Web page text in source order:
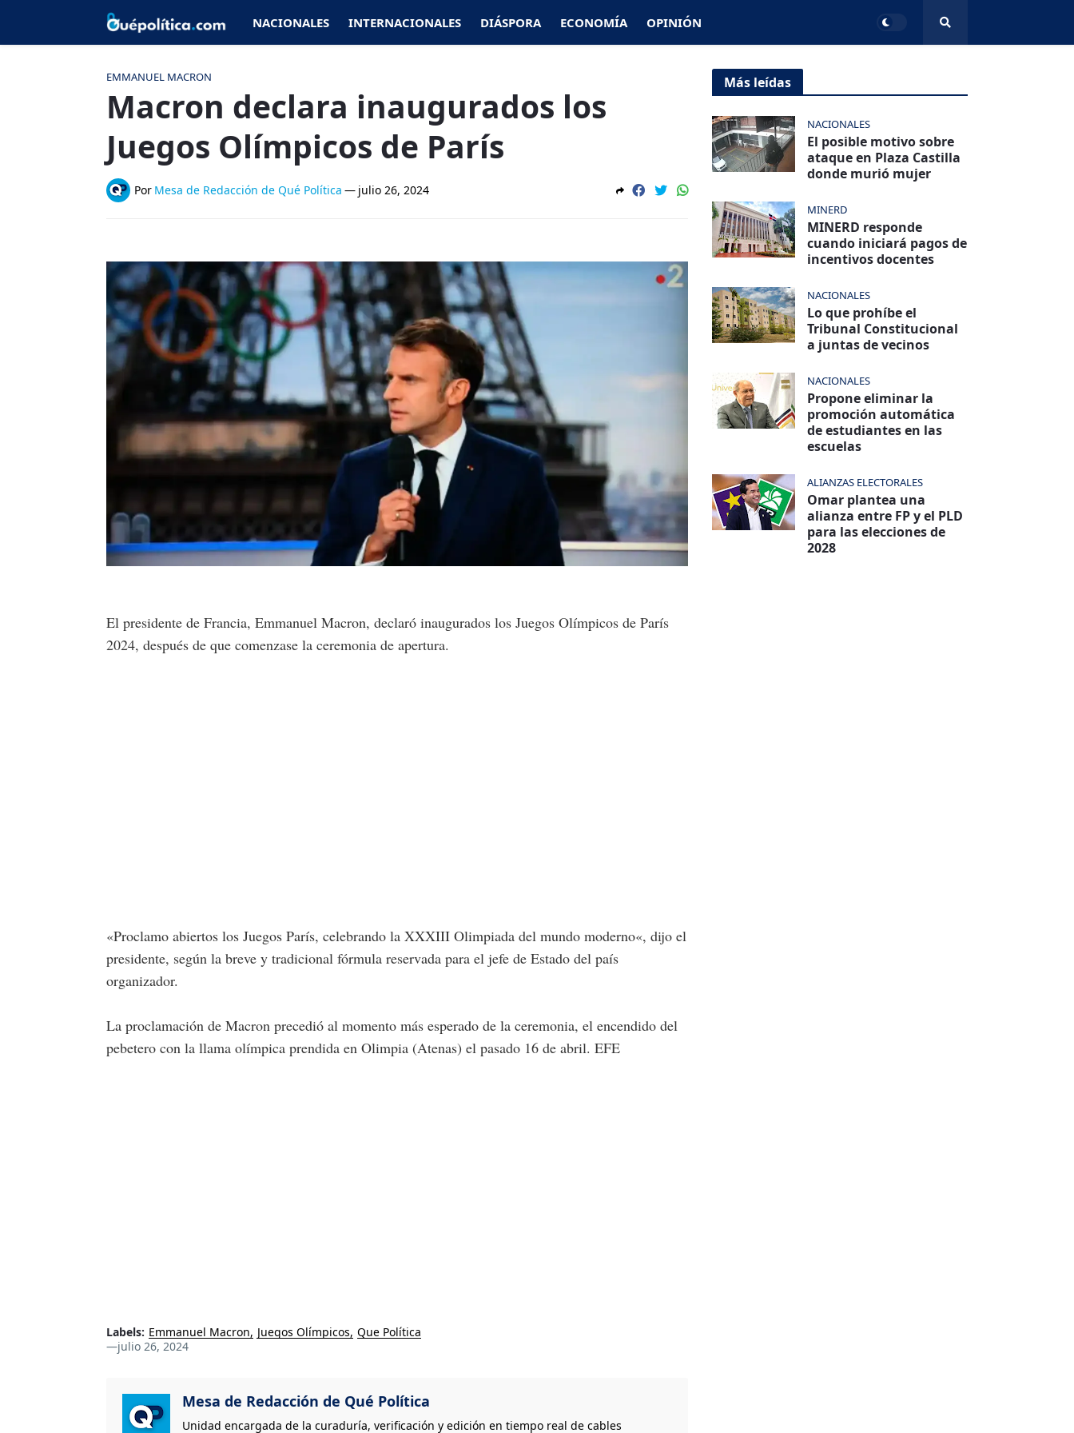
NACIONALES INTERNACIONALES DIÁSPORA ECONOMÍA OPINIÓN
EMMANUEL MACRON
Macron declara inaugurados los
Juegos Olímpicos de París
Por Mesa de Redacción de Qué Política — julio 26, 2024
El presidente de Francia, Emmanuel Macron, declaró inaugurados los Juegos Olímpicos de París
2024, después de que comenzase la ceremonia de apertura.
«Proclamo abiertos los Juegos París, celebrando la XXXIII Olimpiada del mundo moderno«, dijo el
presidente, según la breve y tradicional fórmula reservada para el jefe de Estado del país
organizador.
La proclamación de Macron precedió al momento más esperado de la ceremonia, el encendido del
pebetero con la llama olímpica prendida en Olimpia (Atenas) el pasado 16 de abril. EFE
Labels: Emmanuel Macron Juegos Olímpicos Que Política
—julio 26, 2024
Mesa de Redacción de Qué Política
Unidad encargada de la curaduría, verificación y edición en tiempo real de cables
Más leídas
NACIONALES
El posible motivo sobre
ataque en Plaza Castilla
donde murió mujer
MINERD
MINERD responde
cuando iniciará pagos de
incentivos docentes
NACIONALES
Lo que prohíbe el
Tribunal Constitucional
a juntas de vecinos
NACIONALES
Propone eliminar la
promoción automática
de estudiantes en las
escuelas
ALIANZAS ELECTORALES
Omar plantea una
alianza entre FP y el PLD
para las elecciones de
2028